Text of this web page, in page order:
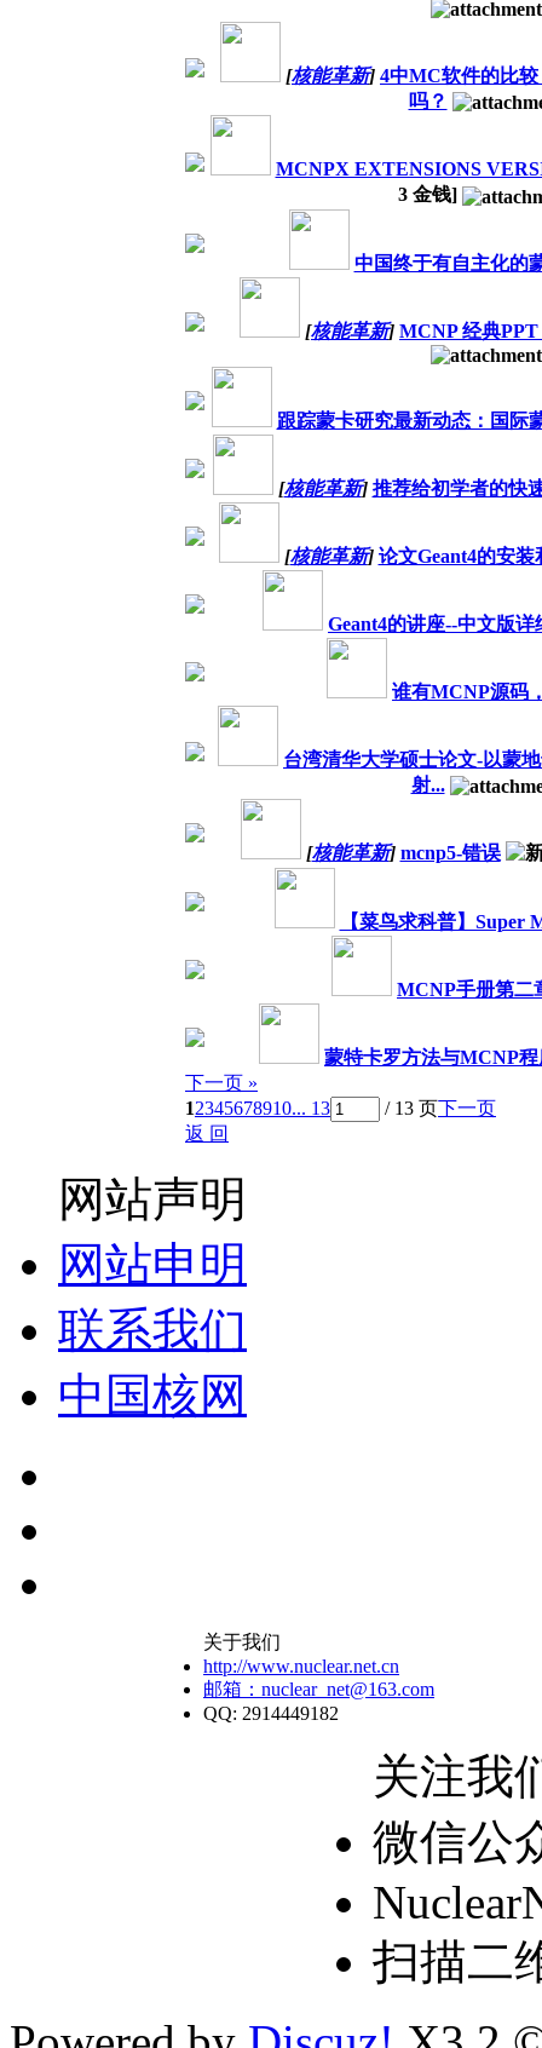
[核能革新] 4中MC软件的比
吗？
MCNPX EXTENSIONS
3 金钱]
中国终于有自主化的
[核能革新] MCNP 经典
跟踪蒙卡研究最新动态：国际
[核能革新] 推荐给初学者的快
[核能革新] 论文Geant4的安装
Geant4的讲座--中文版详
谁有MCNP源码
台湾清华大学硕士论文-以蒙
射...
[核能革新] mcnp5-错误
【菜鸟求科普】Super
MCNP手册第二
蒙特卡罗方法与MCNP
下一页 »
12345678910... 13 / 13 页下一页
返 回
网站声明
网站申明
联系我们
中国核网
关于我们
http://www.nuclear.net.cn
邮箱：nuclear_net@163.com
QQ: 2914449182
关注我
微信公
扫描二